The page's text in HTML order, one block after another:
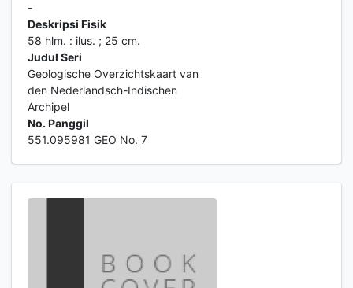
-
Deskripsi Fisik
58 hlm. : ilus. ; 25 cm.
Judul Seri
Geologische Overzichtskaart van
den Nederlandsch-Indischen
Archipel
No. Panggil
551.095981 GEO No. 7